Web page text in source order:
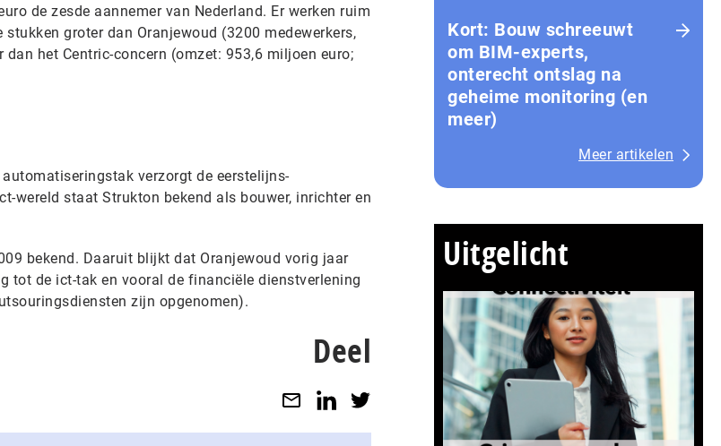
de zesde aannemer van Nederland. Er werken ruim
groter dan Oranjewoud (3200 medewerkers,
het Centric-concern (omzet: 953,6 miljoen euro;
verzorgt de eerstelijns-
wereld staat Strukton bekend als bouwer, inrichter en
bekend. Daaruit blijkt dat Oranjewoud vorig jaar
tot de ict-tak en vooral de financiële dienstverlening
zijn opgenomen).
Deel
Kort: Bouw schreeuwt
om BIM-experts,
onterecht ontslag na
geheime monitoring (en
meer)
Meer artikelen
Uitgelicht